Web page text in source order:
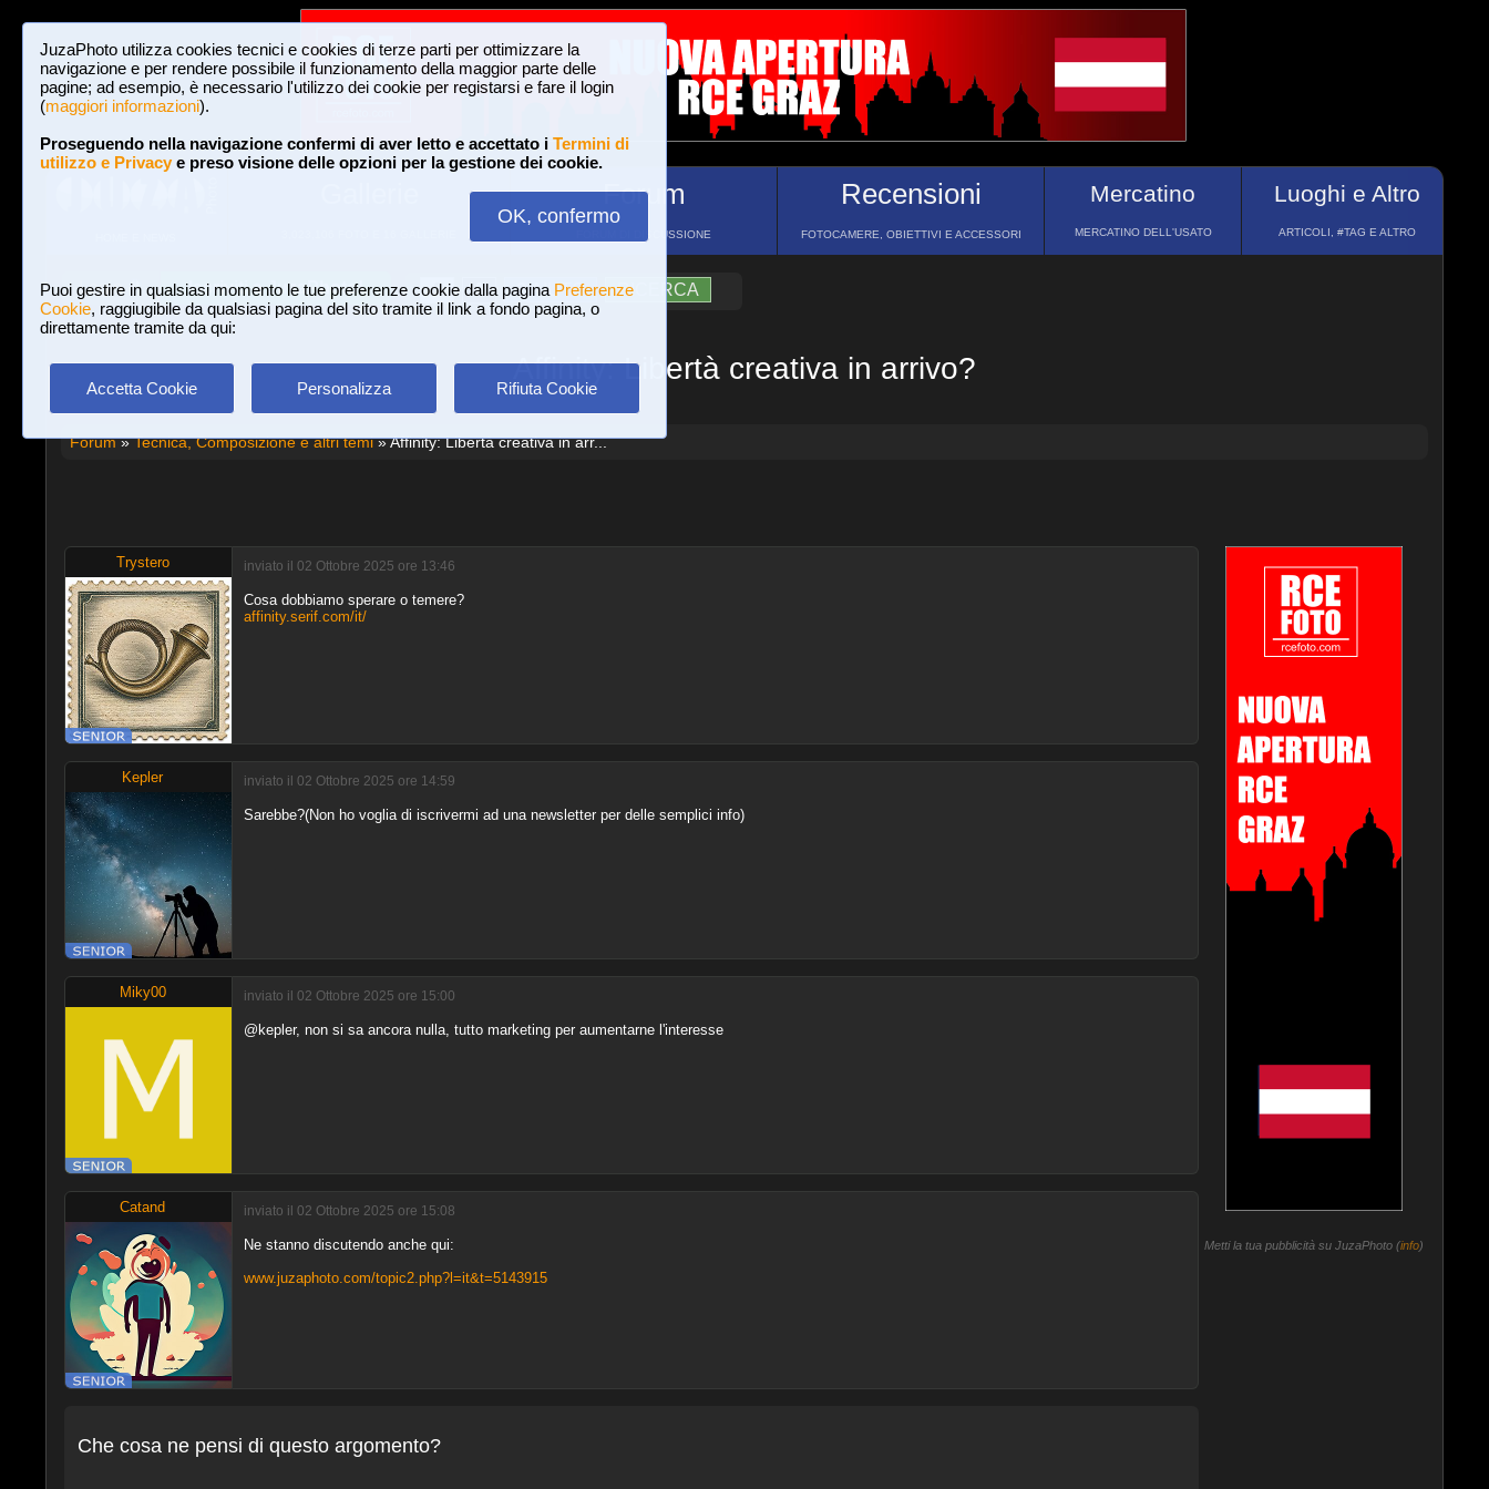
JuzaPhoto utilizza cookies tecnici e cookies di terze parti per ottimizzare la
navigazione e per rendere possibile il funzionamento della maggior parte delle
pagine; ad esempio, è necessario l'utilizzo dei cookie per registarsi e fare il login
(maggiori informazioni).
Proseguendo nella navigazione confermi di aver letto e accettato i Termini di
utilizzo e Privacye preso visione delle opzioni per la gestione dei cookie.
OK, confermo
Puoi gestire in qualsiasi momento le tue preferenze cookie dalla pagina Preferenze
Cookie, raggiugibile da qualsiasi pagina del sito tramite il link a fondo pagina, o
direttamente tramite da qui:
Accetta Cookie Personalizza Rifiuta Cookie
Forum
FORUM DI DISCUSSIONE
Recensioni
FOTOCAMERE, OBIETTIVI E ACCESSORI
Mercatino
MERCATINO DELL'USATO
Luoghi e Altro
ARTICOLI, #TAG E ALTRO
Login Iscriviti a JuzaPhoto! A A ?AIUTO RICERCA
Affinity: Libertà creativa in arrivo?
Forum»Tecnica, Composizione e altri temi» Affinity: Libertà creativa in arr...
Trystero inviato il 02 Ottobre 2025 ore 13:46
Cosa dobbiamo sperare o temere?
affinity.serif.com/it/
Kepler inviato il 02 Ottobre 2025 ore 14:59
Sarebbe?(Non ho voglia di iscrivermi ad una newsletter per delle semplici info)
Miky00 inviato il 02 Ottobre 2025 ore 15:00
@kepler, non si sa ancora nulla, tutto marketing per aumentarne l'interesse
Catand inviato il 02 Ottobre 2025 ore 15:08
Ne stanno discutendo anche qui:
www.juzaphoto.com/topic2.php?l=it&t=5143915
Che cosa ne pensi di questo argomento?
Metti la tua pubblicità su JuzaPhoto (info)